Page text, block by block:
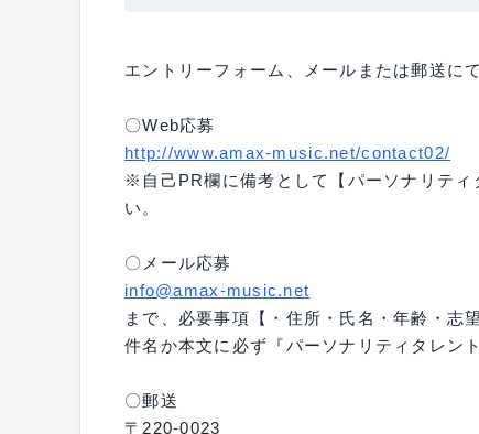
エントリーフォーム、メールまたは郵送に
〇Web応募
http://www.amax-music.net/contact02/
※自己PR欄に備考として【パーソナリティ
い。
〇メール応募
info@amax-music.net
まで、必要事項【・住所・氏名・年齢・志
件名か本文に必ず『パーソナリティタレ
〇郵送
〒220-0023